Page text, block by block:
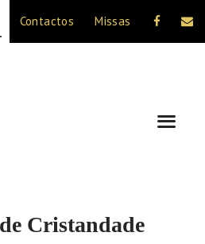
Contactos Missas
Cristandade